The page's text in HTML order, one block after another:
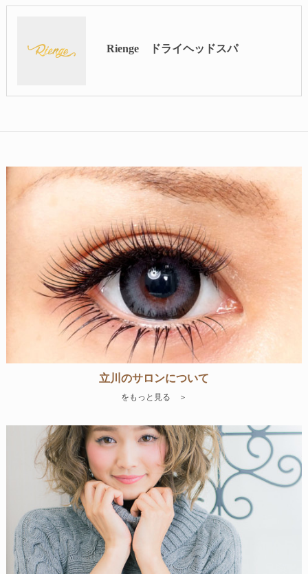
Rienge ドライヘッドスパ
立川のサロンについて
をもっと見る ＞